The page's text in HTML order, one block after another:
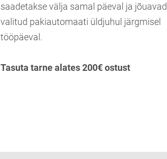
saadetakse välja samal päeval ja jõuavad
valitud pakiautomaati üldjuhul järgmisel
tööpäeval.
Tasuta tarne alates 200€ ostust